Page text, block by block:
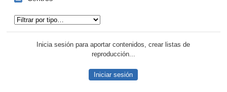
Inicia sesión para aportar contenidos, crear listas de
reproducción...
Iniciar sesión